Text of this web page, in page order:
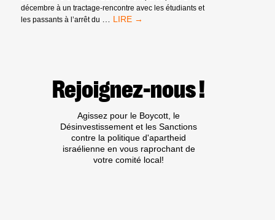
décembre à un tractage-rencontre avec les étudiants et
les passants à l’arrêt du … LEGALITE
À
CLERMONT-
Rejoignez-nous !
Agissez pour le Boycott, le
Désinvestissement et les Sanctions
contre la politique d'apartheid
israélienne en vous raprochant de
votre comité local!